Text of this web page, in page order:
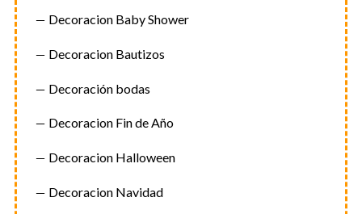
Decoracion Baby Shower
Decoracion Bautizos
Decoración bodas
Decoracion Fin de Año
Decoracion Halloween
Decoracion Navidad